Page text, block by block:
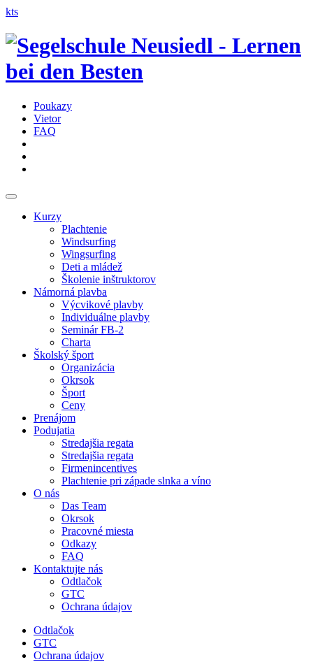
kts
Poukazy
Vietor
FAQ
Kurzy
Plachtenie
Windsurfing
Wingsurfing
Deti a mládež
Školenie inštruktorov
Námorná plavba
Výcvikové plavby
Individuálne plavby
Seminár FB-2
Charta
Školský šport
Organizácia
Okrsok
Šport
Ceny
Prenájom
Podujatia
Stredajšia regata
Stredajšia regata
Firmenincentives
Plachtenie pri západe slnka a víno
O nás
Das Team
Okrsok
Pracovné miesta
Odkazy
FAQ
Kontaktujte nás
Odtlačok
GTC
Ochrana údajov
Odtlačok
GTC
Ochrana údajov